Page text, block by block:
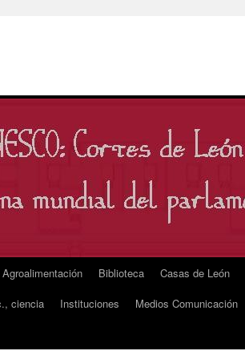
Agroalimentación Biblioteca Casas de León
ciencia Instituciones Medios Comunicación